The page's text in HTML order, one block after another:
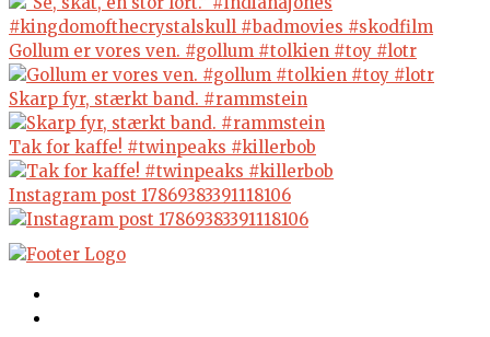
Gollum er vores ven. #gollum #tolkien #toy #lotr
Skarp fyr, stærkt band. #rammstein
Tak for kaffe! #twinpeaks #killerbob
Instagram post 17869383391118106